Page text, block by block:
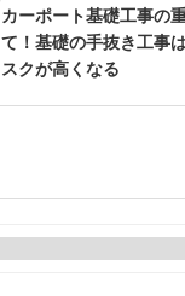
カーポート基礎工事の
て！基礎の手抜き工事
スクが高くなる